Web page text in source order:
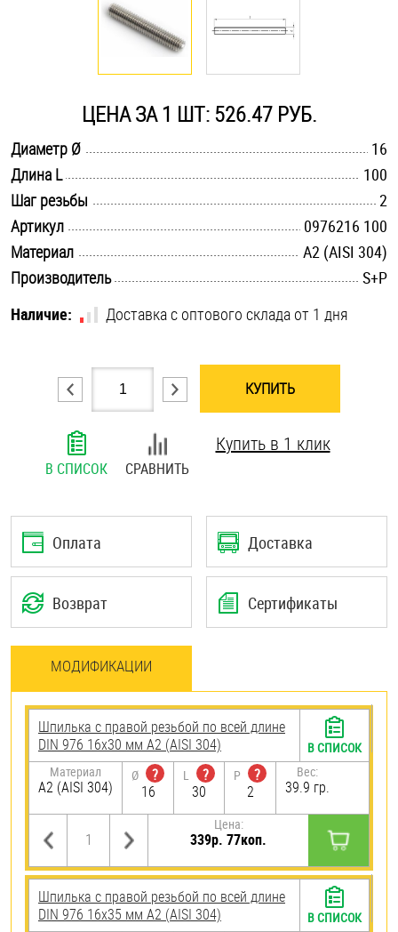
Оснастка и аксессуары для яхт
Саморезы и шурупы
Стопорные кольца
Такелаж
Хомуты
Шайбы
Шпильки
Шплинты
Штифты и пальцы
ЦЕНА ЗА 1 ШТ: 526.47 РУБ.
Диаметр Ø
16
Длина L
100
Шаг резьбы
2
Артикул
0976216 100
Материал
А2 (AISI 304)
Производитель
S+P
Наличие:
Доставка с оптового склада от 1 дня
КУПИТЬ
В СПИСОК СРАВНИТЬ
Купить в 1 клик
Оплата Доставка
Возврат Сертификаты
МОДИФИКАЦИИ
Шпилька с правой резьбой по всей длине
DIN 976 16х30 мм А2 (AISI 304)
Материал
А2 (AISI 304)
Ø
?
16
L
?
30
P
?
2
Вес:
39.9 гр.
Цена:
339р. 77коп.
В СПИСОК
Шпилька с правой резьбой по всей длине
DIN 976 16х35 мм А2 (AISI 304)
В СПИСОК